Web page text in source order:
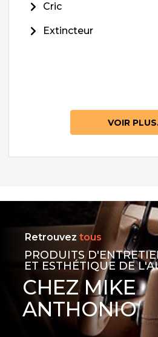
Cric
Extincteur
VOIR
Retrouvez tous
PRODUITS
ET ESTHÉTIQUE DE
CHEZ MIKE
ANTHONIO